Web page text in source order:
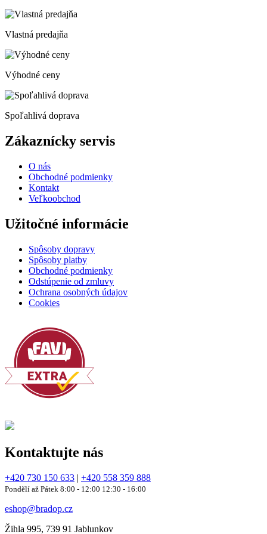
Vlastná predajňa
Výhodné ceny
Spoľahlivá doprava
Zákaznícky servis
O nás
Obchodné podmienky
Kontakt
Veľkoobchod
Užitočné informácie
Spôsoby dopravy
Spôsoby platby
Obchodné podmienky
Odstúpenie od zmluvy
Ochrana osobných údajov
Cookies
Kontaktujte nás
+420 730 150 633 | +420 558 359 888
Pondělí až Pátek 8:00 - 12:00 12:30 - 16:00
eshop@bradop.cz
Žihla 995, 739 91 Jablunkov